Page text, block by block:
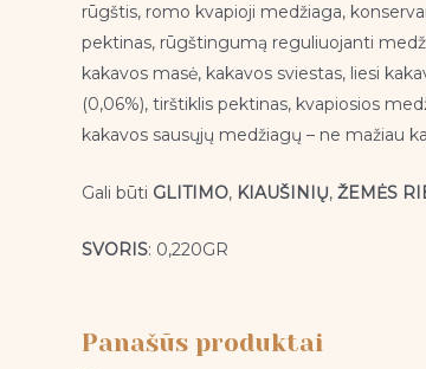
rūgštis, romo kvapioji medžiaga,
pektinas, rūgštingumą reguliuojanti
kakavos masė, kakavos sviestas, liesi
(0,06%), tirštiklis pektinas, kvapiosios
kakavos sausųjų medžiagų – ne mažiau
Gali būti GLITIMO, KIAUŠINIŲ, ŽEMĖS
SVORIS: 0,220GR
Panašūs produktai